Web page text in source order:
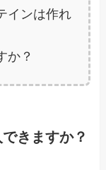
インは作れ
か？
きますか？